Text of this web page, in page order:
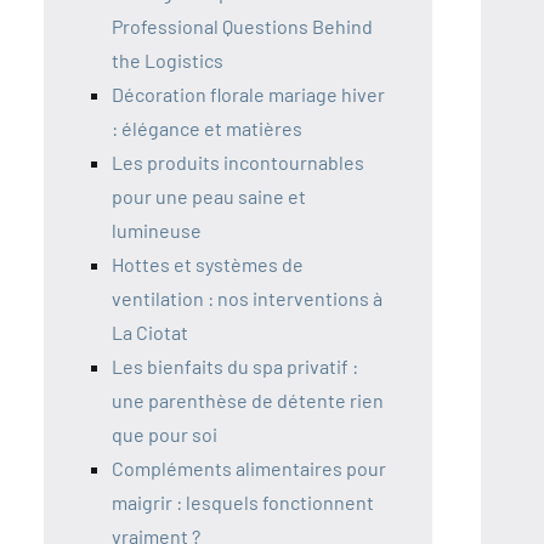
Professional Questions Behind
the Logistics
Décoration florale mariage hiver
: élégance et matières
Les produits incontournables
pour une peau saine et
lumineuse
Hottes et systèmes de
ventilation : nos interventions à
La Ciotat
Les bienfaits du spa privatif :
une parenthèse de détente rien
que pour soi
Compléments alimentaires pour
maigrir : lesquels fonctionnent
vraiment ?